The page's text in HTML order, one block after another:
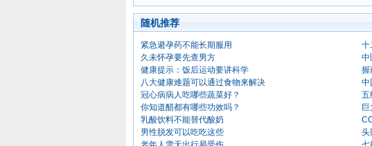
随机推荐
紧急避孕药不能长期服用
久未怀孕要先查男方
健康提示：饭后运动要讲科学
八大健康难题可以通过食物来解决
冠心病病人吃哪些蔬菜好？
你知道醋都有哪些功效吗？
乳酸饮料不能替代酸奶
男性脱发可以吃吃这些
十
中
握
中
五
头